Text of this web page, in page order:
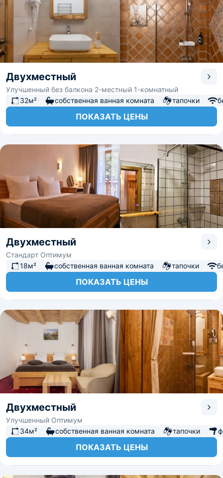
Двухместный
Улучшенный без балкона 2-местный 1-комнатный
32м²
собственная ванная комната тапочки
ПОКАЗАТЬ ЦЕНЫ
Двухместный
Стандарт Оптимум
18м²
собственная ванная комната тапочки
ПОКАЗАТЬ ЦЕНЫ
Двухместный
Улучшенный Оптимум
34м²
собственная ванная комната тапочки
ПОКАЗАТЬ ЦЕНЫ